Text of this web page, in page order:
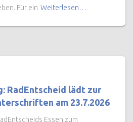
Für ein Weiterlesen…
RadEntscheid lädt zur
am 23.7.2026
Essen zum